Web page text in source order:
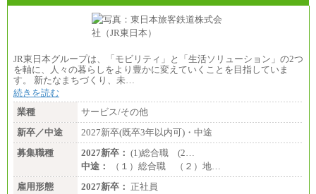
■(株)JTBビジネストランスフォーム
総合職 月給205,000～225,000円＋地域間調整給
エリア総合職 月給185,000円＋地域間調整給
■(株)JTBデータサービス ※2027年新卒募集終了
総合職 月給186,000～194,000円＋地域手当
■I&Jデジタルイノベーション(株)
総合職 月給224,500～242,600円＋地域手当
※詳細はJTBキャリアサイトよりご確認ください。
＜有期社員コース＞
■(株)JTBビジネストランスフォーム
有期契約職 月給185,000～195,000円
※詳細はJTBキャリアサイトよりご確認ください。
JR東日本グループは、「モビリティ」と「生活ソリューション」の2つ
を軸に、人々の暮らしをより豊かに変えていくことを目指していま
す。 新たなまちづくり、未…
続きを読む
業種
サービス/その他
新卒／中途
2027新卒(既卒3年以内可)・中途
募集職種
2027新卒： (1)総合職 (2…
中途：
（１）総合職 （２）地…
雇用形態
2027新卒： 正社員